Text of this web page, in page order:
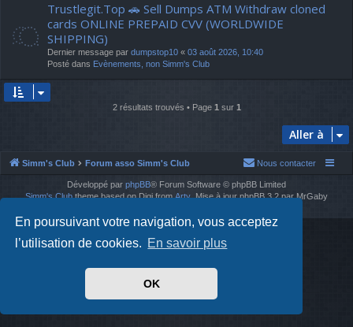
En poursuivant votre navigation, vous acceptez
l’utilisation de cookies. En savoir plus
OK
Trustlegit.Top 🚗 Sell Dumps ATM Withdraw cloned
cards ONLINE PREPAID CVV (WORLDWIDE
SHIPPING)
Dernier message par dumpstop10 « 03 août 2026, 10:40
Posté dans Evènements, non Simm's Club
2 résultats trouvés • Page 1 sur 1
Aller à
Simm's Club Forum asso Simm's Club Nous contacter
Développé par phpBB® Forum Software © phpBB Limited
Simm's Clubtheme based on Digi fromArty. Mise à jour phpBB 3.2 par MrGaby